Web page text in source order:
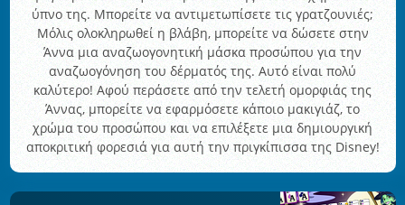
ύπνο της. Μπορείτε να αντιμετωπίσετε τις γρατζουνιές;
Μόλις ολοκληρωθεί η βλάβη, μπορείτε να δώσετε στην
Άννα μια αναζωογονητική μάσκα προσώπου για την
αναζωογόνηση του δέρματός της. Αυτό είναι πολύ
καλύτερο! Αφού περάσετε από την τελετή ομορφιάς της
Άννας, μπορείτε να εφαρμόσετε κάποιο μακιγιάζ, το
χρώμα του προσώπου και να επιλέξετε μια δημιουργική
αποκριτική φορεσιά για αυτή την πριγκίπισσα της Disney!